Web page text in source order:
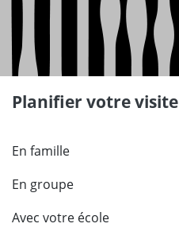
Planifier votre visite
En famille
En groupe
Avec votre école